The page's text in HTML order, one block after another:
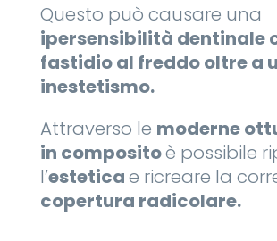
Questo può causare una
ipersensibilità dentinale
fastidio al freddo oltre a
inestetismo.
Attraverso le moderne
in compositoè possibile
l’esteticae ricreare la
copertura radicolare.